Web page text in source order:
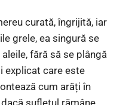
curată, îngrijită, iar
grele, ea singură se
fără să se plângă
explicat care este
cum arăți în